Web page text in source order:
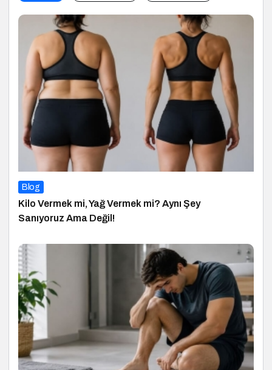
Blog
Kilo Vermek mi, Yağ Vermek mi? Aynı Şey
Sanıyoruz Ama Değil!